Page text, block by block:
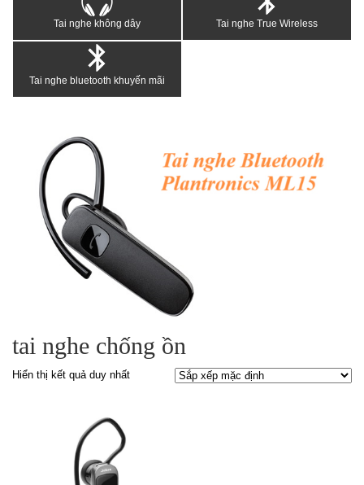
Tai nghe không dây Tai nghe True Wireless
Tai nghe bluetooth khuyến mãi
tai nghe chống ồn
Hiển thị kết quả duy nhất